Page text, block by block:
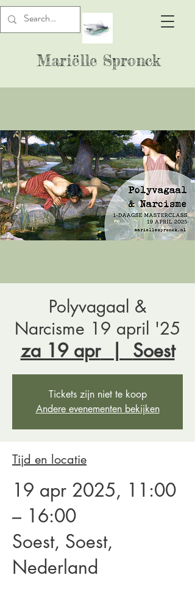
Mariëlle Spronck
Polyvagaal &
Narcisme 19 april '25
za 19 apr
  |
Soest
Tickets zijn niet te koop
Andere evenementen bekijken
Tijd en locatie
19 apr 2025, 11:00
– 16:00
Soest, Soest,
Nederland